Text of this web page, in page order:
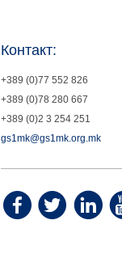
Контакт:
+389 (0)77 552 826
+389 (0)78 280 667
+389 (0)2 3 254 251
gs1mk@gs1mk.org.mk